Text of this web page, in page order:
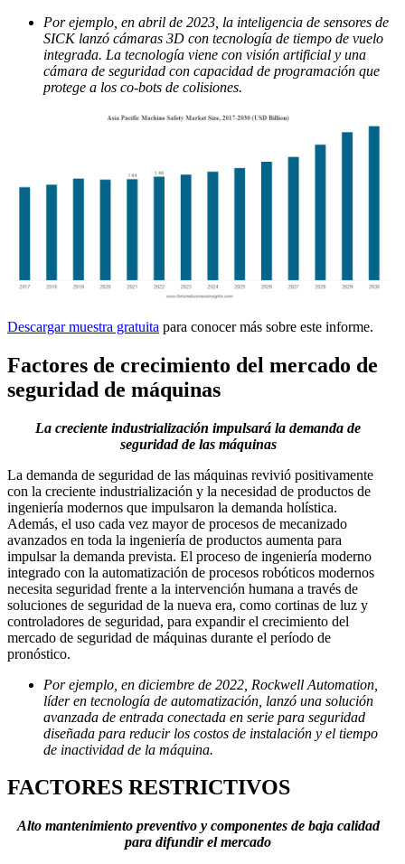
Por ejemplo, en abril de 2023, la inteligencia de sensores de
SICK lanzó cámaras 3D con tecnología de tiempo de vuelo
integrada. La tecnología viene con visión artificial y una
cámara de seguridad con capacidad de programación que
protege a los co-bots de colisiones.
Descargar muestra gratuita para conocer más sobre este informe.
Factores de crecimiento del mercado de
seguridad de máquinas
La creciente industrialización impulsará la demanda de
seguridad de las máquinas
La demanda de seguridad de las máquinas revivió positivamente
con la creciente industrialización y la necesidad de productos de
ingeniería modernos que impulsaron la demanda holística.
Además, el uso cada vez mayor de procesos de mecanizado
avanzados en toda la ingeniería de productos aumenta para
impulsar la demanda prevista. El proceso de ingeniería moderno
integrado con la automatización de procesos robóticos modernos
necesita seguridad frente a la intervención humana a través de
soluciones de seguridad de la nueva era, como cortinas de luz y
controladores de seguridad, para expandir el crecimiento del
mercado de seguridad de máquinas durante el período de
pronóstico.
Por ejemplo, en diciembre de 2022, Rockwell Automation,
líder en tecnología de automatización, lanzó una solución
avanzada de entrada conectada en serie para seguridad
diseñada para reducir los costos de instalación y el tiempo
de inactividad de la máquina.
FACTORES RESTRICTIVOS
Alto mantenimiento preventivo y componentes de baja calidad
para difundir el mercado